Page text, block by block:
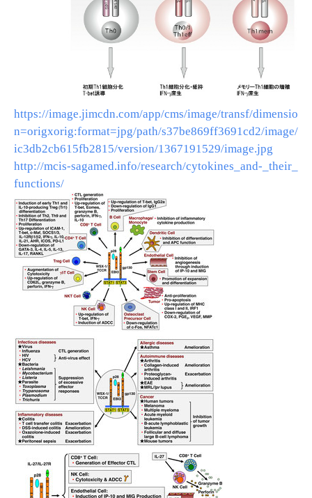
https://image.jimcdn.com/app/cms/image/transf/dimensio
n=origxorig:format=jpg/path/s37be869ff3691cd2/image/
ic3db2cb615fb2815/version/1367191529/image.jpg
http://mcis-sagamed.info/research/cytokines_and-_their_
functions/